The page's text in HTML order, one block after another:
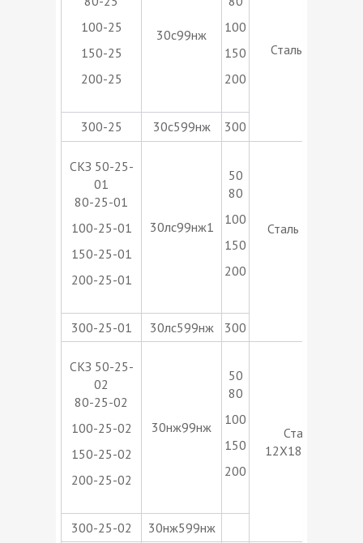
100-25
150-25
200-25
30с99нж
100
150
200
Сталь 20Л
300-25
30с599нж 300
СКЗ 50-25-
01
80-25-01
100-25-01
150-25-01
200-25-01
30лс99нж1
50
80
100
150
200
Сталь 20ГЛ
300-25-01
30лс599нж 300
СКЗ 50-25-
02
80-25-02
100-25-02
150-25-02
200-25-02
30нж99нж
50
80
100
150
200
Сталь
12Х18Н9ТЛ
300-25-02
30нж599нж